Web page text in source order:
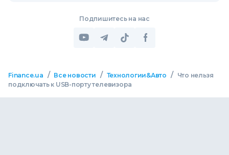
Подпишитесь на нас
Finance.ua / Все новости / Технологии&Авто /
Что нельзя
подключать к USB-порту телевизора